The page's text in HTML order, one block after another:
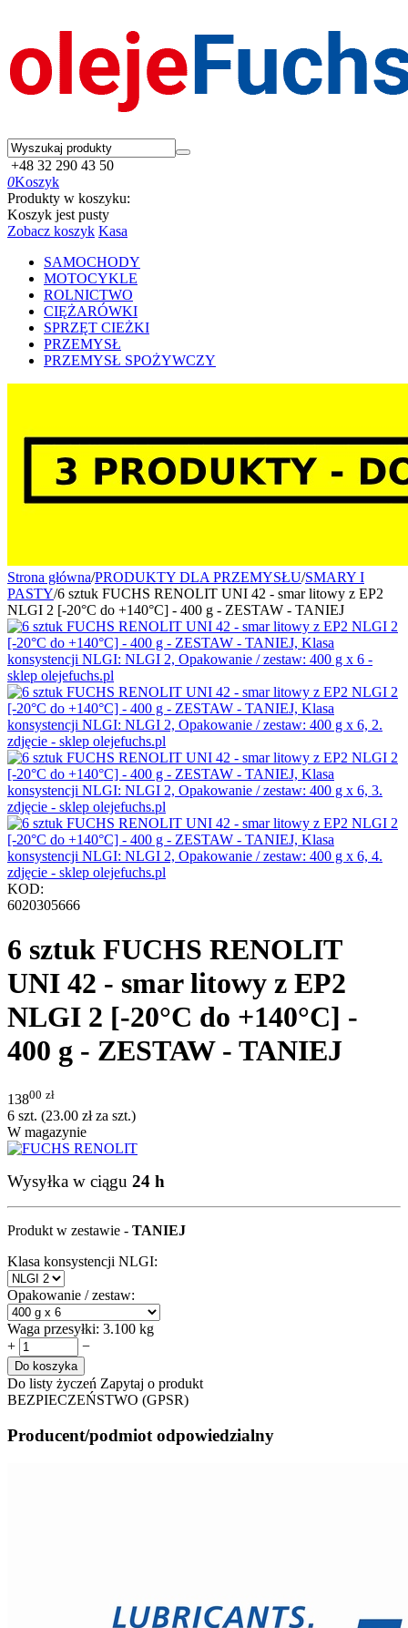
+48 32 290 43 50
0Koszyk
Produkty w koszyku:
Koszyk jest pusty
Zobacz koszyk Kasa
SAMOCHODY
MOTOCYKLE
ROLNICTWO
CIĘŻARÓWKI
SPRZĘT CIEŻKI
PRZEMYSŁ
PRZEMYSŁ SPOŻYWCZY
Strona główna/PRODUKTY DLA PRZEMYSŁU/SMARY I
PASTY/6 sztuk FUCHS RENOLIT UNI 42 - smar litowy z EP2
NLGI 2 [-20°C do +140°C] - 400 g - ZESTAW - TANIEJ
KOD:
6020305666
6 sztuk FUCHS RENOLIT
UNI 42 - smar litowy z EP2
NLGI 2 [-20°C do +140°C] -
400 g - ZESTAW - TANIEJ
13800 zł
6 szt. (23.00 złza szt.)
W magazynie
Wysyłka w ciągu 24 h
Produkt w zestawie - TANIEJ
Klasa konsystencji NLGI:
Opakowanie / zestaw:
Waga przesyłki: 3.100 kg
+
−
Do koszyka
Do listy życzeń Zapytaj o produkt
BEZPIECZEŃSTWO (GPSR)
Producent/podmiot odpowiedzialny